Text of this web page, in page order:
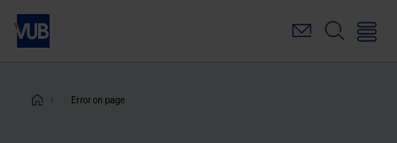
Skip
main
Breadcrumb
Error on page